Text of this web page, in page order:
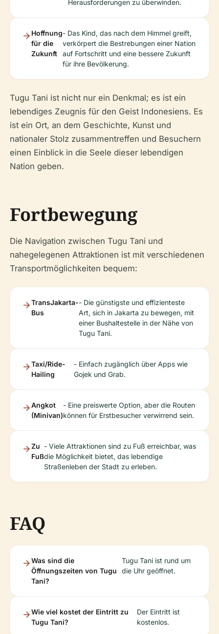
Herausforderungen zu überwinden.
Hoffnung
für die
Zukunft
- Das Kind, das nach dem Himmel greift,
verkörpert die Bestrebungen einer Nation
auf Fortschritt und eine bessere Zukunft
für ihre Bevölkerung.
Tugu Tani ist nicht nur ein Denkmal; es ist ein
lebendiges Zeugnis für den Geist Indonesiens. Es
ist ein Ort, an dem Geschichte, Kunst und
nationaler Stolz zusammentreffen und Besuchern
einen Einblick in die Seele dieser lebendigen
Nation geben.
Fortbewegung
Die Navigation zwischen Tugu Tani und
nahegelegenen Attraktionen ist mit verschiedenen
Transportmöglichkeiten bequem:
TransJakarta-
Bus
- Die günstigste und effizienteste
Art, sich in Jakarta zu bewegen, mit
einer Bushaltestelle in der Nähe von
Tugu Tani.
Taxi/Ride-
Hailing
- Einfach zugänglich über Apps wie
Gojek und Grab.
Angkot
(Minivan)
- Eine preiswerte Option, aber die Routen
können für Erstbesucher verwirrend sein.
Zu
Fuß
- Viele Attraktionen sind zu Fuß erreichbar, was
die Möglichkeit bietet, das lebendige
Straßenleben der Stadt zu erleben.
FAQ
Was sind die
Öffnungszeiten von Tugu
Tani?
Tugu Tani ist rund um
die Uhr geöffnet.
Wie viel kostet der Eintritt zu
Tugu Tani?
Der Eintritt ist
kostenlos.